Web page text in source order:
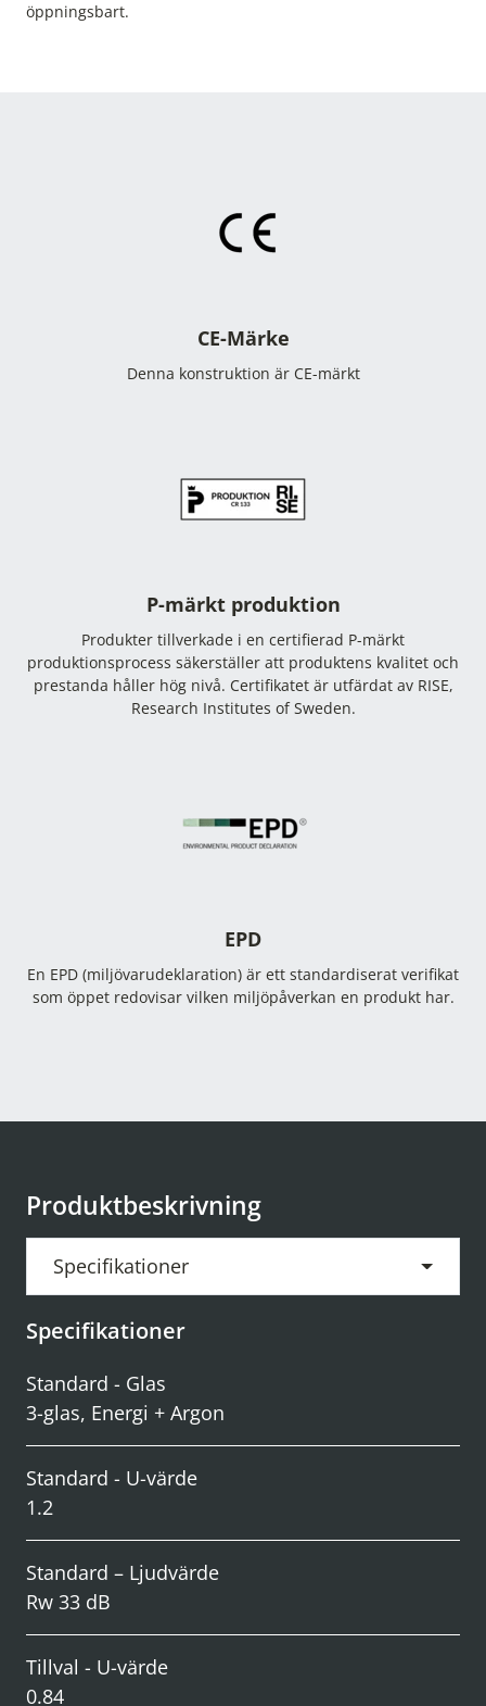
öppningsbart.
CE-Märke
Denna konstruktion är CE-märkt
P-märkt produktion
Produkter tillverkade i en certifierad P-märkt
produktionsprocess säkerställer att produktens kvalitet och
prestanda håller hög nivå. Certifikatet är utfärdat av RISE,
Research Institutes of Sweden.
EPD
En EPD (miljövarudeklaration) är ett standardiserat verifikat
som öppet redovisar vilken miljöpåverkan en produkt har.
Produktbeskrivning
Specifikationer
Specifikationer
Standard - Glas
3-glas, Energi + Argon
Standard - U-värde
1.2
Standard – Ljudvärde
Rw 33 dB
Tillval - U-värde
0.84